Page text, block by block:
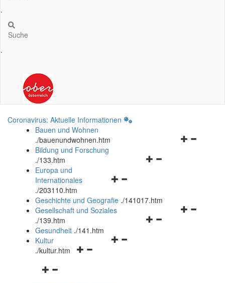
.
Suche
.
Coronavirus: Aktuelle Informationen
Bauen und Wohnen
./bauenundwohnen.htm
Navigationsmenü
Bildung und Forschung
./133.htm
Navigationsmenü
und
schließen
Europa und
Internationales
./203110.htm
Geschichte und Geografie ./141017.htm
Navigationsmenü
Gesellschaft und Soziales
./139.htm
Navigationsmenü
Gesundheit ./141.htm
Navigationsmenü
Kultur
./kultur.htm
Navigationsmenü